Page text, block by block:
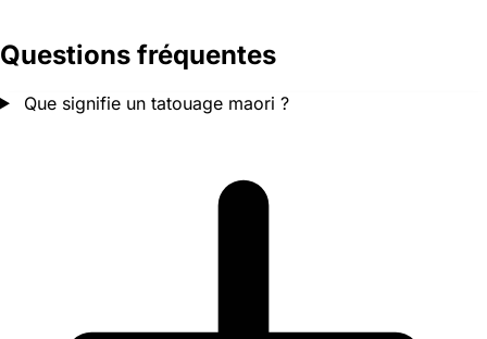
Questions fréquentes
Que signifie un tatouage maori ?